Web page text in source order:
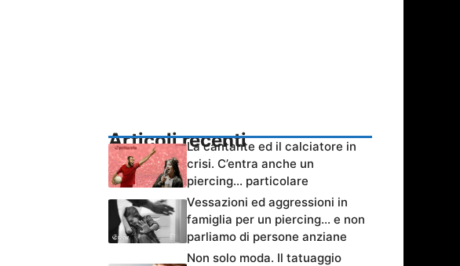
Articoli recentiLa cantante ed il calciatore in
crisi. C’entra anche un
piercing… particolare
Vessazioni ed aggressioni in
famiglia per un piercing… e non
parliamo di persone anziane
Non solo moda. Il tatuaggio